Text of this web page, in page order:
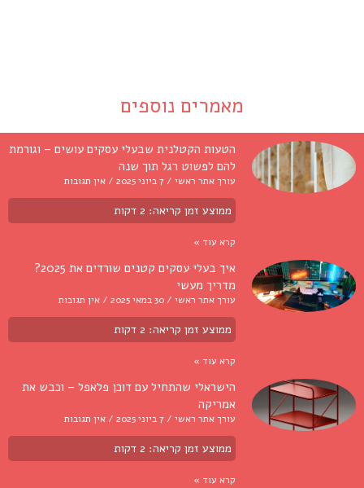
מאמרים נוספים
הטעות הקטלנית שבעלי עסקים עושים – וגורמת
להם לפשוט רגל תוך שנה
עורך אתר ראשי 7 ביוני 2025 אין תגובות
ממוצע זמן קריאה: 2 דקות
קרא עוד »
איך בעלי עסקים קטנים שורדים את 2025?
מדריך מעשי
עורך אתר ראשי 30 במאי 2025 אין תגובות
ממוצע זמן קריאה: 2 דקות
קרא עוד »
הישראלי שהתחיל עם דוכן פלאפל – וכבש את
אמריקה
עורך אתר ראשי 7 ביוני 2025 אין תגובות
ממוצע זמן קריאה: 2 דקות
קרא עוד »